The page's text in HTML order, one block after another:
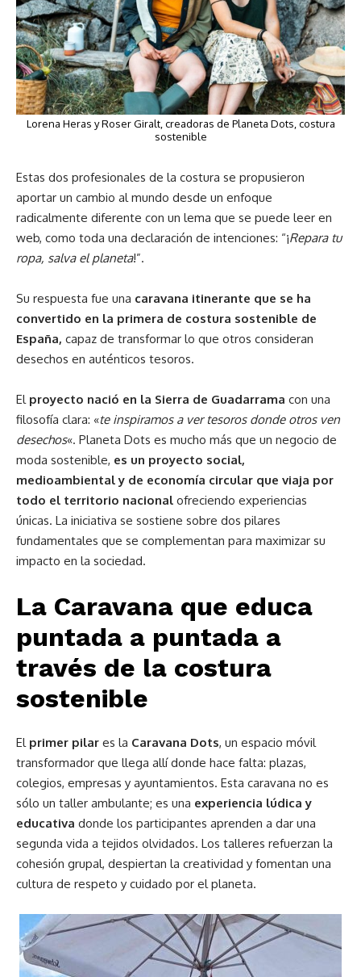
Lorena Heras y Roser Giralt, creadoras de Planeta Dots, costura
sostenible
Estas dos profesionales de la costura se propusieron
aportar un cambio al mundo desde un enfoque
radicalmente diferente con un lema que se puede leer en
web, como toda una declaración de intenciones: “¡Repara tu
ropa, salva el planeta!”.
Su respuesta fue una caravana itinerante que se ha
convertido en la primera de costura sostenible de
España, capaz de transformar lo que otros consideran
desechos en auténticos tesoros.
El proyecto nació en la Sierra de Guadarrama con una
filosofía clara: «te inspiramos a ver tesoros donde otros ven
desechos«. Planeta Dots es mucho más que un negocio de
moda sostenible, es un proyecto social,
medioambiental y de economía circular que viaja por
todo el territorio nacional ofreciendo experiencias
únicas. La iniciativa se sostiene sobre dos pilares
fundamentales que se complementan para maximizar su
impacto en la sociedad.
La Caravana que educa
puntada a puntada a
través de la costura
sostenible
El primer pilar es la Caravana Dots, un espacio móvil
transformador que llega allí donde hace falta: plazas,
colegios, empresas y ayuntamientos. Esta caravana no es
sólo un taller ambulante; es una experiencia lúdica y
educativa donde los participantes aprenden a dar una
segunda vida a tejidos olvidados. Los talleres refuerzan la
cohesión grupal, despiertan la creatividad y fomentan una
cultura de respeto y cuidado por el planeta.